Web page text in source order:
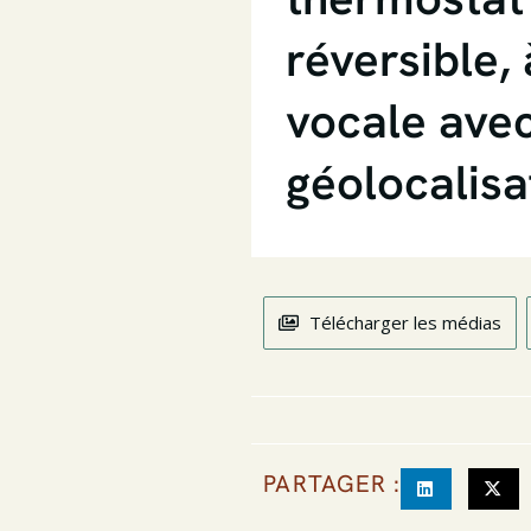
réversible,
vocale
Télécharger les médias
PARTAGER :